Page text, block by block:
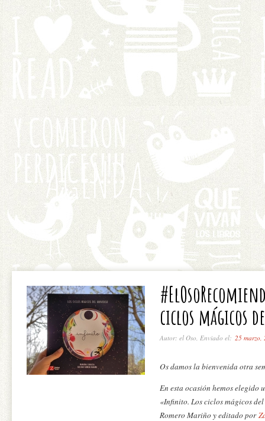
AGENDA
ciclos mágicos
Autor: el Oso, Enviado el: 25 marzo,
Os damos la bienvenida otra
En esta ocasión hemos
«Infinito. Los ciclos mágicos
Romero Mariño y editado por